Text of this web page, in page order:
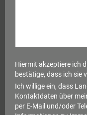
Hiermit akzeptiere ich
bestätige, dass ich sie
Ich willige ein, dass
Kontaktdaten über
per E-Mail und/oder